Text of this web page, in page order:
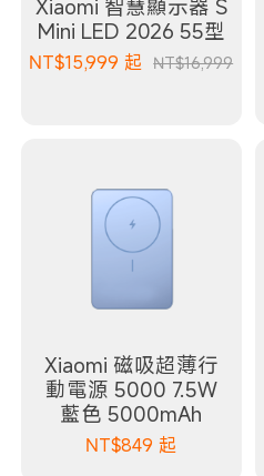
Xiaomi 智慧顯示器 S
Mini LED 2026 55型
NT$15,999 起 NT$16,999
Xiaomi 磁吸超薄行
動電源 5000 7.5W
藍色 5000mAh
NT$849 起